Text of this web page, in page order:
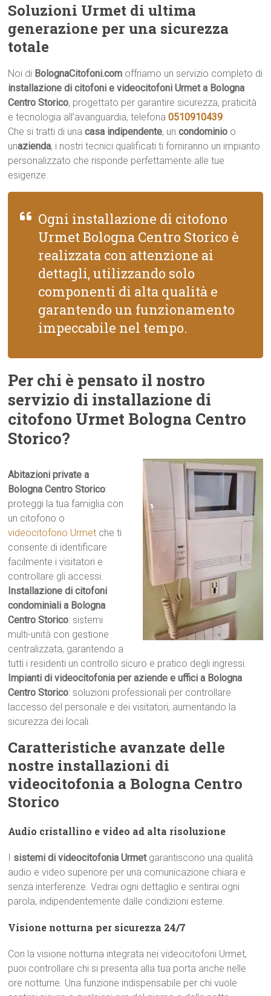
Soluzioni Urmet di ultima
generazione per una sicurezza
totale
Noi di BolognaCitofoni.com offriamo un servizio completo di
installazione di citofoni e videocitofoni Urmet a Bologna
Centro Storico, progettato per garantire sicurezza, praticità
e tecnologia all’avanguardia, telefona0510910439.
Che si tratti di unacasa indipendente, uncondominio o
unazienda, i nostri tecnici qualificati ti forniranno un impianto
personalizzato che risponde perfettamente alle tue
esigenze.
Ogni installazione di citofono
Urmet Bologna Centro Storico è
realizzata con attenzione ai
dettagli, utilizzando solo
componenti di alta qualità e
garantendo un funzionamento
impeccabile nel tempo.
Per chi è pensato il nostro
servizio di installazione di
citofono Urmet Bologna Centro
Storico?
Abitazioni private a
Bologna Centro Storico:
proteggi la tua famiglia con
un citofono o
videocitofono Urmet che ti
consente di identificare
facilmente i visitatori e
controllare gli accessi.
Installazione di citofoni
condominiali a Bologna
Centro Storico: sistemi
multi-unità con gestione
centralizzata, garantendo a
tutti i residenti un controllo sicuro e pratico degli ingressi.
Impianti di videocitofonia per aziende e uffici a Bologna
Centro Storico: soluzioni professionali per controllare
laccesso del personale e dei visitatori, aumentando la
sicurezza dei locali.
Caratteristiche avanzate delle
nostre installazioni di
videocitofonia a Bologna Centro
Storico
Audio cristallino e video ad alta risoluzione
I sistemi di videocitofonia Urmetgarantiscono una qualità
audio e video superiore per una comunicazione chiara e
senza interferenze. Vedrai ogni dettaglio e sentirai ogni
parola, indipendentemente dalle condizioni esterne.
Visione notturna per sicurezza 24/7
Con la visione notturna integrata nei videocitofoni Urmet,
puoi controllare chi si presenta alla tua porta anche nelle
ore notturne. Una funzione indispensabile per chi vuole